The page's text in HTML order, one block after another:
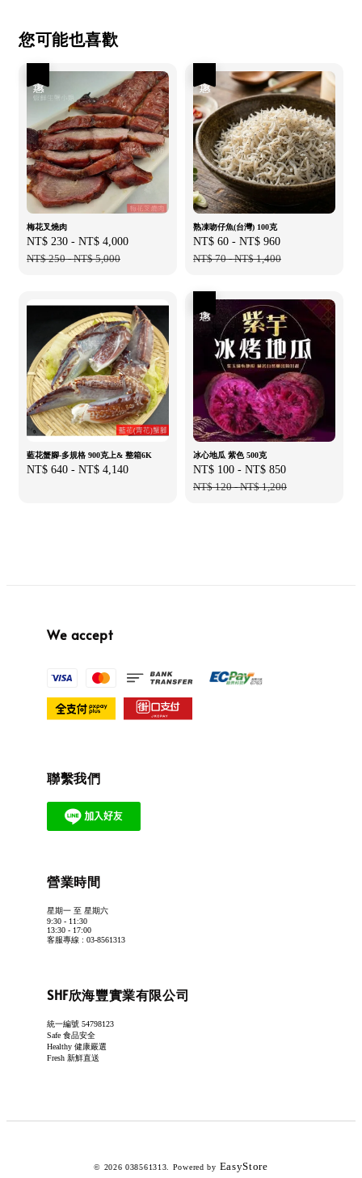
您可能也喜歡
梅花叉燒肉
Sale
price
NT$ 230 - NT$ 4,000
NT$ 250-NT$ 5,000
熟凍吻仔魚(台灣) 100克
Sale
price
NT$ 60 - NT$ 960
NT$ 70-NT$ 1,400
藍花蟹腳-多規格 900克上& 整箱6K
Regular
NT$ 640 - NT$ 4,140
冰心地瓜 紫色 500克
Sale
price
NT$ 100 - NT$ 850
NT$ 120-NT$ 1,200
We accept
聯繫我們
營業時間
星期一 至 星期六
9:30 - 11:30
13:30 - 17:00
客服專線 : 03-8561313
SHF欣海豐實業有限公司
統一編號 54798123
Safe 食品安全
Healthy 健康嚴選
Fresh 新鮮直送
© 2026 038561313. Powered by EasyStore